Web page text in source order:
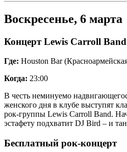
Воскресенье, 6 марта
Концерт Lewis Carroll Band
Где: Houston Bar
Когда: 23:00
В честь неминуемо
женского дня в клубе выступят
рок-группы Lewis Carroll Band.
эстафету подхватит DJ Bird – и
Бесплатный рок-концерт